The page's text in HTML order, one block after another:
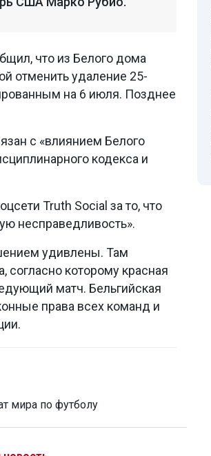
что из Белого дома
отменить удаление 25-
на 6 июля. Позднее
с «влиянием Белого
кодекса и
Truth Social за то, что
несправедливость».
удивлены. Там
согласно которому красная
матч. Бельгийская
права всех команд и
мира по футболу